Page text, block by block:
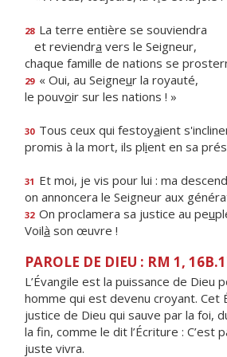
28 La terre entière se souviendra
et reviendra vers le Seigneur,
chaque famille de nations se
29 « Oui, au Seigneur la royauté,
le pouvoir sur les nations ! »
30 Tous ceux qui festoyaient
promis à la mort, ils plient en sa
31 Et moi, je vis pour lui : ma descend
on annoncera le Seigneur aux
32 On proclamera sa justice au peu
Voilà son œuvre !
PAROLE DE DIEU : RM 1,
L’Évangile est la puissance de Dieu
homme qui est devenu croyant. Cet
justice de Dieu qui sauve par la foi,
la fin, comme le dit l’Écriture : C’est
juste vivra.